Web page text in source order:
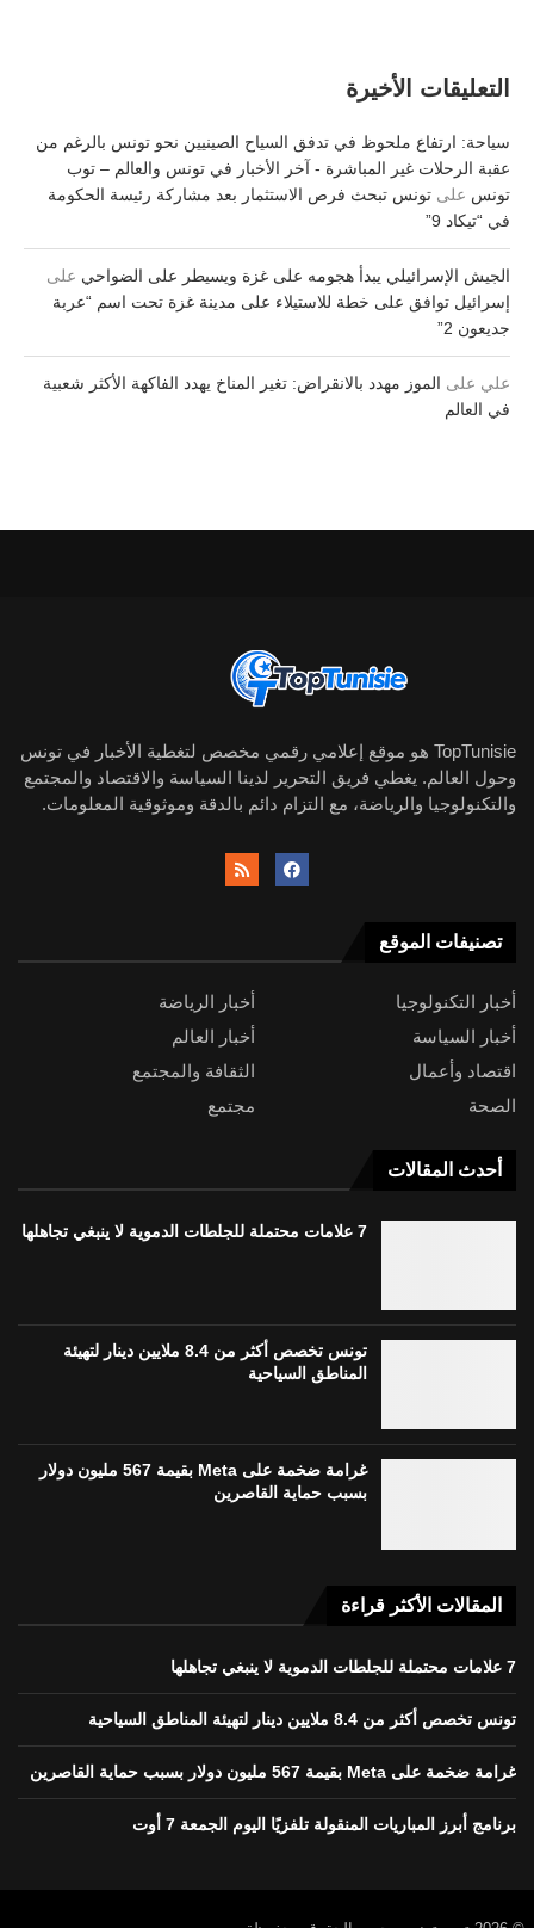
التعليقات الأخيرة
سياحة: ارتفاع ملحوظ في تدفق السياح الصينيين نحو تونس بالرغم من
عقبة الرحلات غير المباشرة - آخر الأخبار في تونس والعالم – توب
تونس على تونس تبحث فرص الاستثمار بعد مشاركة رئيسة الحكومة
في “تيكاد 9”
الجيش الإسرائيلي يبدأ هجومه على غزة ويسيطر على الضواحي على
إسرائيل توافق على خطة للاستيلاء على مدينة غزة تحت اسم “عربة
جديعون 2”
علي على الموز مهدد بالانقراض: تغير المناخ يهدد الفاكهة الأكثر شعبية
في العالم
TopTunisie هو موقع إعلامي رقمي مخصص لتغطية الأخبار في تونس
وحول العالم. يغطي فريق التحرير لدينا السياسة والاقتصاد والمجتمع
والتكنولوجيا والرياضة، مع التزام دائم بالدقة وموثوقية المعلومات.
تصنيفات الموقع
أخبار التكنولوجيا
أخبار الرياضة
أخبار السياسة
أخبار العالم
اقتصاد وأعمال
الثقافة والمجتمع
الصحة
مجتمع
أحدث المقالات
7 علامات محتملة للجلطات الدموية لا ينبغي تجاهلها
تونس تخصص أكثر من 8.4 ملايين دينار لتهيئة
المناطق السياحية
غرامة ضخمة على Meta بقيمة 567 مليون دولار
بسبب حماية القاصرين
المقالات الأكثر قراءة
7 علامات محتملة للجلطات الدموية لا ينبغي تجاهلها
تونس تخصص أكثر من 8.4 ملايين دينار لتهيئة المناطق السياحية
غرامة ضخمة على Meta بقيمة 567 مليون دولار بسبب حماية القاصرين
برنامج أبرز المباريات المنقولة تلفزيًا اليوم الجمعة 7 أوت